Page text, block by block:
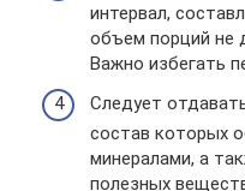
интервал,
объем порций не
Важно избегать
Следует
состав которых
минералами, а
полезных